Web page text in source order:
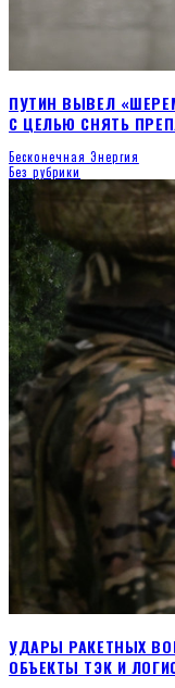
ПУТИН ВЫВЕЛ
С ЦЕЛЬЮ СНЯТЬ
Бесконечная Энергия
Без рубрики
УДАРЫ РАКЕТНЫХ
ОБЪЕКТЫ ТЭК И